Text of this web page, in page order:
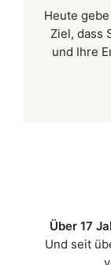
Heute
Ziel, dass
und Ihre
Über 17
Und seit